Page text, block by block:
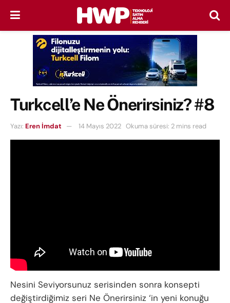
Turkcell’e Ne Önerirsiniz? #8
Yazı: Eren İmdat 14 Mayıs 2022 Okuma süresi: 2 mins read
Nesini Seviyorsunuz serisinden sonra konsepti
değiştirdiğimiz seri Ne Önerirsiniz ‘in yeni konuğu